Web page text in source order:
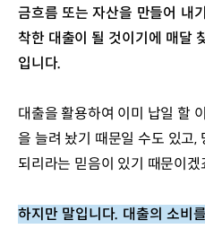
금흐름 또는 자산을 만들어 내
착한 대출이 될 것이기에 매달
입니다.
대출을 활용하여 이미 납일 할
을 늘려 놨기 때문일 수도 있고,
되리라는 믿음이 있기 때문이겠
하지만 말입니다. 대출의 소비